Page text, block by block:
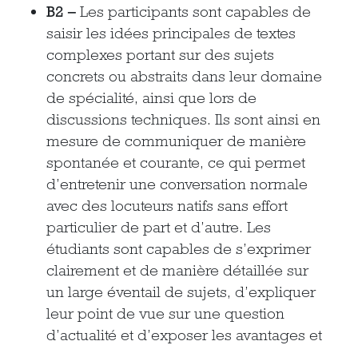
B2 – Les participants sont capables de
saisir les idées principales de textes
complexes portant sur des sujets
concrets ou abstraits dans leur domaine
de spécialité, ainsi que lors de
discussions techniques. Ils sont ainsi en
mesure de communiquer de manière
spontanée et courante, ce qui permet
d’entretenir une conversation normale
avec des locuteurs natifs sans effort
particulier de part et d’autre. Les
étudiants sont capables de s’exprimer
clairement et de manière détaillée sur
un large éventail de sujets, d’expliquer
leur point de vue sur une question
d’actualité et d’exposer les avantages et